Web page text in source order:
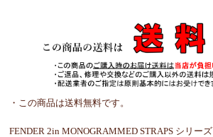
・この商品は送料無料です。
FENDER 2in MONOGRAMMED STRAPS シリーズ